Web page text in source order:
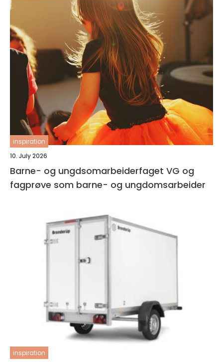
inspiration
10. July 2026
Barne- og ungdsomarbeiderfaget VG og
fagprøve som barne- og ungdomsarbeider
inspiration